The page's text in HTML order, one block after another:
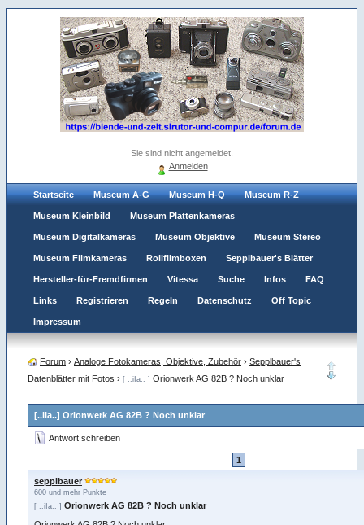
Sie sind nicht angemeldet.
Anmelden
Startseite Museum A-G Museum H-Q Museum R-Z
Museum Kleinbild Museum Plattenkameras
Museum Digitalkameras Museum Objektive Museum Stereo
Museum Filmkameras Rollfilmboxen Sepplbauer's Blätter
Hersteller-für-Fremdfirmen Vitessa Suche Infos FAQ
Links Registrieren Regeln Datenschutz Off Topic
Impressum
Forum › Analoge Fotokameras, Objektive, Zubehör › Sepplbauer's
Datenblätter mit Fotos › [ ..iIa.. ] Orionwerk AG 82B ? Noch unklar
[..iIa..] Orionwerk AG 82B ? Noch unklar
Antwort schreiben
1
sepplbauer
600 und mehr Punkte
[ ..iIa.. ] Orionwerk AG 82B ? Noch unklar